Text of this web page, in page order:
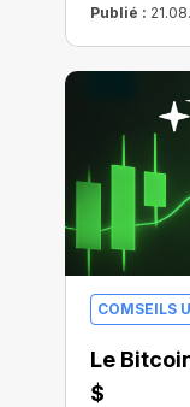
Publié :
COMSEILS
Le
$